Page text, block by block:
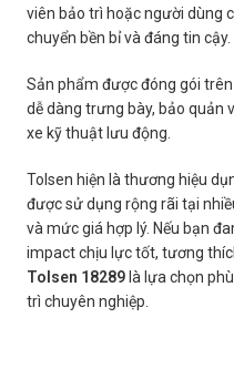
viên bảo trì hoặc người dùng
chuyển bền bỉ và đáng tin cậy.
Sản phẩm được đóng gói
dễ dàng trưng bày, bảo quản
xe kỹ thuật lưu động.
Tolsen hiện là thương hiệu
được sử dụng rộng rãi tại
và mức giá hợp lý. Nếu bạn
impact chịu lực tốt, tương
Tolsen 18289 là lựa chọn
trì chuyên nghiệp.